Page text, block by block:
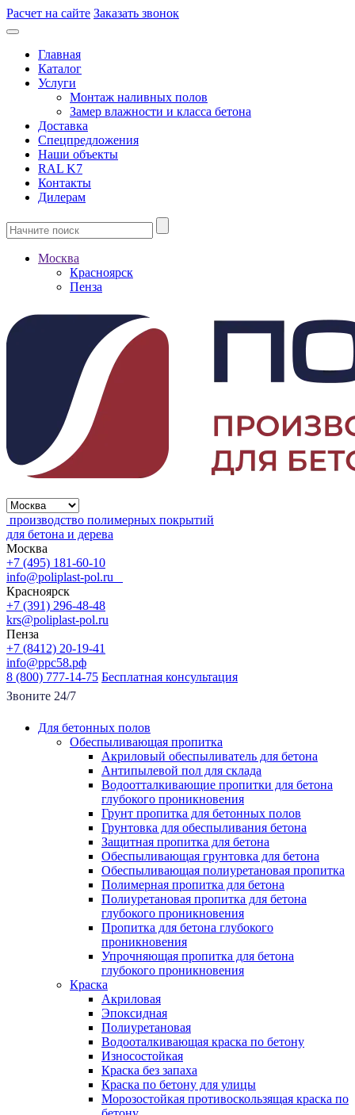
Расчет на сайте Заказать звонок
Главная
Каталог
Услуги
Монтаж наливных полов
Замер влажности и класса бетона
Доставка
Спецпредложения
Наши объекты
RAL K7
Контакты
Дилерам
Москва
Красноярск
Пенза
производство полимерных покрытий
для бетона и дерева
Москва
+7 (495) 181-60-10
info@poliplast-pol.ru
Красноярск
+7 (391) 296-48-48
krs@poliplast-pol.ru
Пенза
+7 (8412) 20-19-41
info@ррс58.рф
8 (800) 777-14-75 Бесплатная консультация
Звоните 24/7
Для бетонных полов
Обеспыливающая пропитка
Акриловый обеспыливатель для бетона
Антипылевой пол для склада
Водоотталкивающие пропитки для бетона
глубокого проникновения
Грунт пропитка для бетонных полов
Грунтовка для обеспыливания бетона
Защитная пропитка для бетона
Обеспыливающая грунтовка для бетона
Обеспыливающая полиуретановая пропитка
Полимерная пропитка для бетона
Полиуретановая пропитка для бетона
глубокого проникновения
Пропитка для бетона глубокого
проникновения
Упрочняющая пропитка для бетона
глубокого проникновения
Краска
Акриловая
Эпоксидная
Полиуретановая
Водооталкивающая краска по бетону
Износостойкая
Краска без запаха
Краска по бетону для улицы
Морозостойкая противоскользящая краска по